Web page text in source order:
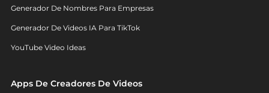
Generador De Nombres Para Empresas
Generador De Videos IA Para TikTok
YouTube Video Ideas
Apps De Creadores De Videos